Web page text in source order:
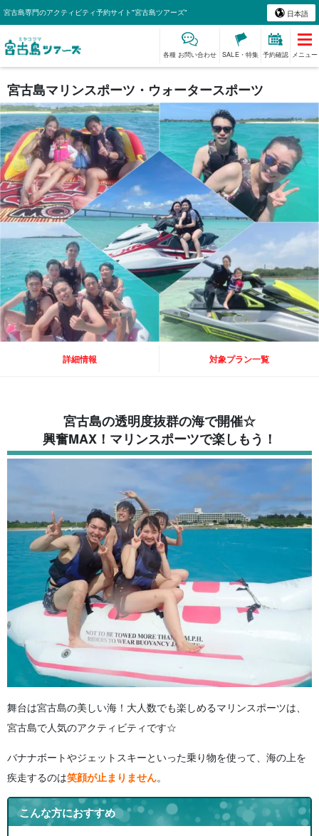
宮古島専門のアクティビティ予約サイト"宮古島ツアーズ" 日本語
各種 お問い合わせ SALE・特集 予約確認 メニュー
宮古島マリンスポーツ・ウォータースポーツ
詳細情報 対象プラン一覧
宮古島の透明度抜群の海で開催☆
興奮MAX！マリンスポーツで楽しもう！
舞台は宮古島の美しい海！大人数でも楽しめるマリンスポーツは、
宮古島で人気のアクティビティです☆
バナナボートやジェットスキーといった乗り物を使って、海の上を
疾走するのは笑顔が止まりません。
こんな方におすすめ